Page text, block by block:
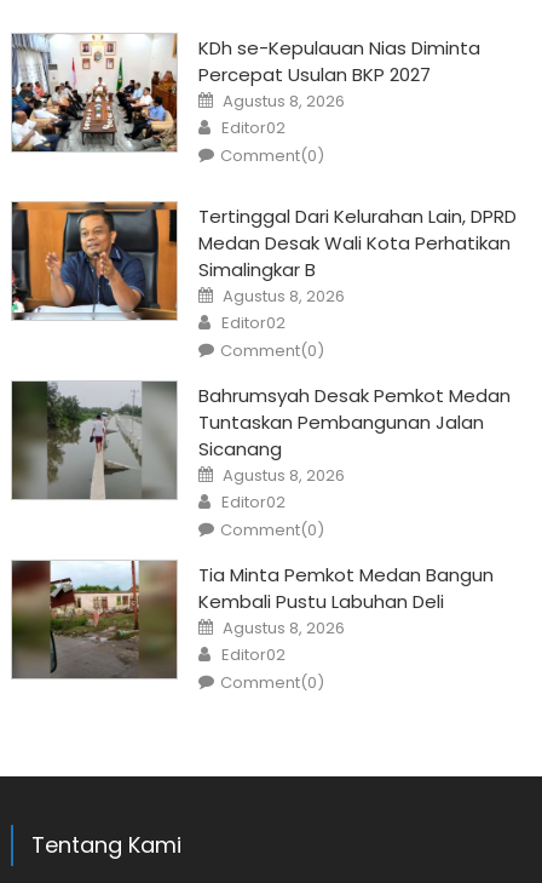
KDh se-Kepulauan Nias Diminta
Percepat Usulan BKP 2027
Posted
on
Agustus 8, 2026
Author
Editor02
Comment(0)
Tertinggal Dari Kelurahan Lain, DPRD
Medan Desak Wali Kota Perhatikan
Simalingkar B
Posted
on
Agustus 8, 2026
Author
Editor02
Comment(0)
Bahrumsyah Desak Pemkot Medan
Tuntaskan Pembangunan Jalan
Sicanang
Posted
on
Agustus 8, 2026
Author
Editor02
Comment(0)
Tia Minta Pemkot Medan Bangun
Kembali Pustu Labuhan Deli
Posted
on
Agustus 8, 2026
Author
Editor02
Comment(0)
Tentang Kami